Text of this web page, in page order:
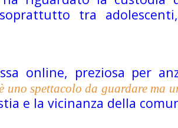
tra
online, preziosa per
uno spettacolo da guardare ma
e la vicinanza della